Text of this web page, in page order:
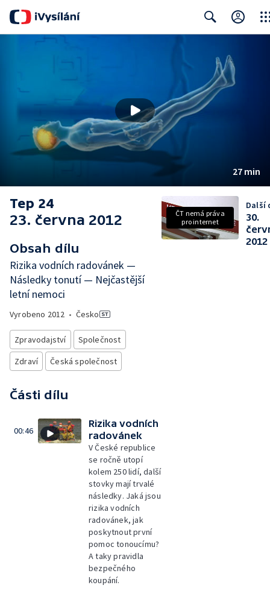
27 min
Tep 24
23. června 2012
Obsah dílu
Rizika vodních radovánek —
Následky tonutí — Nejčastější
letní nemoci
Vyrobeno 2012 • Česko
Zpravodajství
Společnost
Zdraví
Česká společnost
Části dílu
00:46
Rizika vodních
radovánek
V České republice
se ročně utopí
kolem 250 lidí, další
stovky mají trvalé
následky. Jaká jsou
rizika vodních
radovánek, jak
poskytnout první
pomoc tonoucímu?
A taky pravidla
bezpečného
koupání.
ČT nemá práva
pro internet
Další
30.
2012